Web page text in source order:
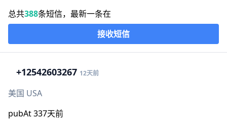
总共388条短信，最新一条在
接收短信
+12542603267 12天前
美国 USA
pubAt 337天前